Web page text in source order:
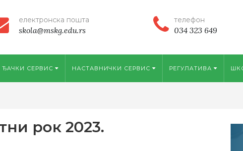
електронска пошта
skola@mskg.edu.rs
телефон
034 323 649
ЂАЧКИ СЕРВИС НАСТАВНИЧКИ СЕРВИС РЕГУЛАТИВА
рок 2023.